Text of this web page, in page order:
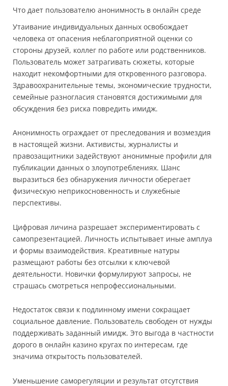
Что дает пользователю анонимность в онлайн среде
Утаивание индивидуальных данных освобождает
человека от опасения неблагоприятной оценки со
стороны друзей, коллег по работе или родственников.
Пользователь может затрагивать сюжеты, которые
находит некомфортными для откровенного разговора.
Здравоохранительные темы, экономические трудности,
семейные разногласия становятся достижимыми для
обсуждения без риска повредить имидж.
Анонимность ограждает от преследования и возмездия
в настоящей жизни. Активисты, журналисты и
правозащитники задействуют анонимные профили для
публикации данных о злоупотреблениях. Шанс
выразиться без обнаружения личности оберегает
физическую неприкосновенность и служебные
перспективы.
Цифровая личина разрешает экспериментировать с
самопрезентацией. Личность испытывает иные амплуа
и формы взаимодействия. Креативные натуры
размещают работы без отсылки к ключевой
деятельности. Новички формулируют запросы, не
страшась смотреться непрофессиональными.
Недостаток связи к подлинному имени сокращает
социальное давление. Пользователь свободен от нужды
поддерживать заданный имидж. Это выгода в частности
дорого в онлайн казино кругах по интересам, где
значима открытость пользователей.
Уменьшение саморегуляции и результат отсутствия